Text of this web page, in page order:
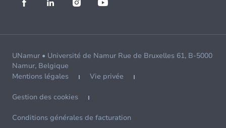
UNamur • Université de Namur Rue de Bruxelles 61, B-5000
Namur, Belgique
Mentions légales
Vie privée
Gestion des cookies
Conditions générales de facturation